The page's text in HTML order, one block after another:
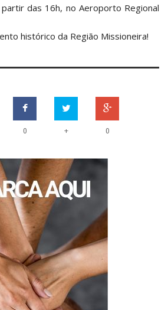
das 16h, no Aeroporto Regional
histórico da Região Missioneira!
0 + 0